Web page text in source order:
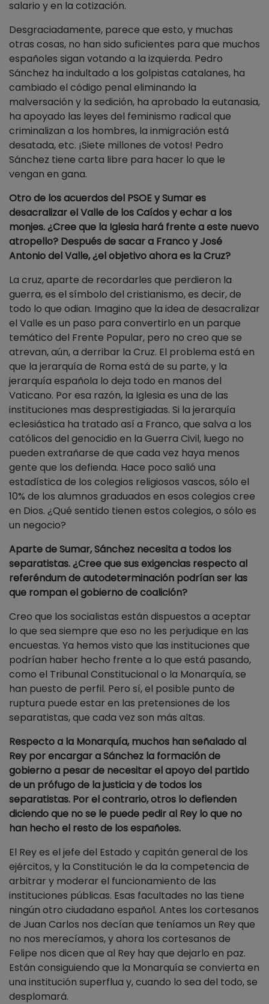
salario y en la cotización.
Desgraciadamente, parece que esto, y muchas
otras cosas, no han sido suficientes para que muchos
españoles sigan votando a la izquierda. Pedro
Sánchez ha indultado a los golpistas catalanes, ha
cambiado el código penal eliminando la
malversación y la sedición, ha aprobado la eutanasia,
ha apoyado las leyes del feminismo radical que
criminalizan a los hombres, la inmigración está
desatada, etc. ¡Siete millones de votos! Pedro
Sánchez tiene carta libre para hacer lo que le
vengan en gana.
Otro de los acuerdos del PSOE y Sumar es
desacralizar el Valle de los Caídos y echar a los
monjes. ¿Cree que la Iglesia hará frente a este nuevo
atropello? Después de sacar a Franco y José
Antonio del Valle, ¿el objetivo ahora es la Cruz?
La cruz, aparte de recordarles que perdieron la
guerra, es el símbolo del cristianismo, es decir, de
todo lo que odian. Imagino que la idea de desacralizar
el Valle es un paso para convertirlo en un parque
temático del Frente Popular, pero no creo que se
atrevan, aún, a derribar la Cruz. El problema está en
que la jerarquía de Roma está de su parte, y la
jerarquía española lo deja todo en manos del
Vaticano. Por esa razón, la Iglesia es una de las
instituciones mas desprestigiadas. Si la jerarquía
eclesiástica ha tratado así a Franco, que salva a los
católicos del genocidio en la Guerra Civil, luego no
pueden extrañarse de que cada vez haya menos
gente que los defienda. Hace poco salió una
estadística de los colegios religiosos vascos, sólo el
10% de los alumnos graduados en esos colegios cree
en Dios. ¿Qué sentido tienen estos colegios, o sólo es
un negocio?
Aparte de Sumar, Sánchez necesita a todos los
separatistas. ¿Cree que sus exigencias respecto al
referéndum de autodeterminación podrían ser las
que rompan el gobierno de coalición?
Creo que los socialistas están dispuestos a aceptar
lo que sea siempre que eso no les perjudique en las
encuestas. Ya hemos visto que las instituciones que
podrían haber hecho frente a lo que está pasando,
como el Tribunal Constitucional o la Monarquía, se
han puesto de perfil. Pero sí, el posible punto de
ruptura puede estar en las pretensiones de los
separatistas, que cada vez son más altas.
Respecto a la Monarquía, muchos han señalado al
Rey por encargar a Sánchez la formación de
gobierno a pesar de necesitar el apoyo del partido
de un prófugo de la justicia y de todos los
separatistas. Por el contrario, otros lo defienden
diciendo que no se le puede pedir al Rey lo que no
han hecho el resto de los españoles.
El Rey es el jefe del Estado y capitán general de los
ejércitos, y la Constitución le da la competencia de
arbitrar y moderar el funcionamiento de las
instituciones públicas. Esas facultades no las tiene
ningún otro ciudadano español. Antes los cortesanos
de Juan Carlos nos decían que teníamos un Rey que
no nos merecíamos, y ahora los cortesanos de
Felipe nos dicen que al Rey hay que dejarlo en paz.
Están consiguiendo que la Monarquía se convierta en
una institución superflua y, cuando lo sea del todo, se
desplomará.